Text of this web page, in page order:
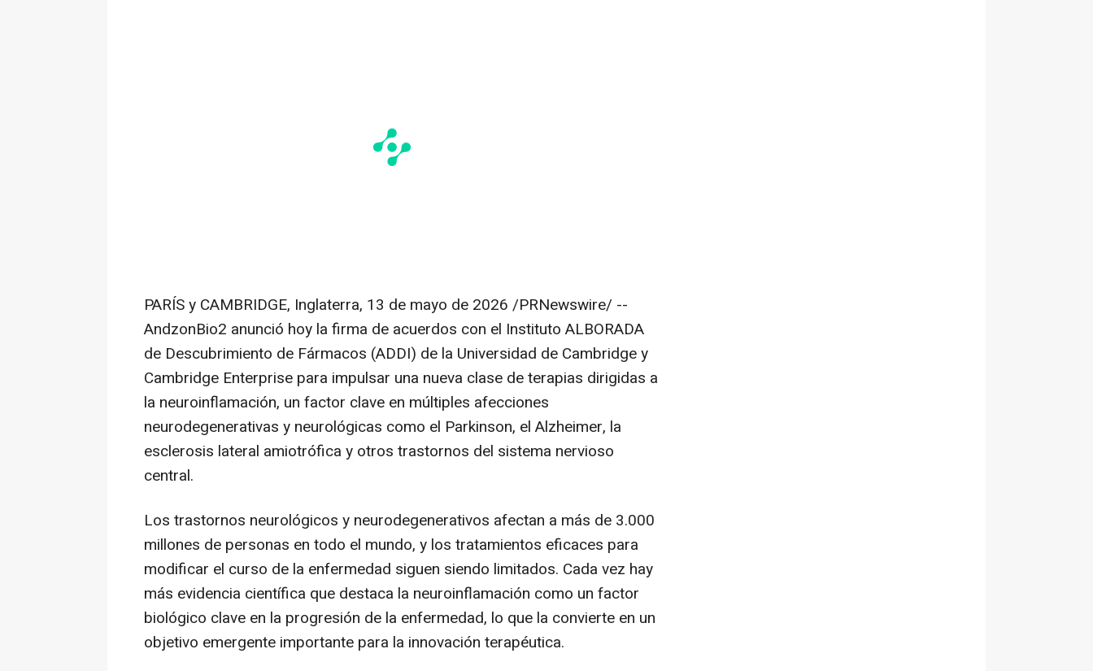
PARÍS y CAMBRIDGE, Inglaterra, 13 de mayo de 2026 /PRNewswire/ --
AndzonBio2 anunció hoy la firma de acuerdos con el Instituto ALBORADA
de Descubrimiento de Fármacos (ADDI) de la Universidad de Cambridge y
Cambridge Enterprise para impulsar una nueva clase de terapias dirigidas a
la neuroinflamación, un factor clave en múltiples afecciones
neurodegenerativas y neurológicas como el Parkinson, el Alzheimer, la
esclerosis lateral amiotrófica y otros trastornos del sistema nervioso
central.
Los trastornos neurológicos y neurodegenerativos afectan a más de 3.000
millones de personas en todo el mundo, y los tratamientos eficaces para
modificar el curso de la enfermedad siguen siendo limitados. Cada vez hay
más evidencia científica que destaca la neuroinflamación como un factor
biológico clave en la progresión de la enfermedad, lo que la convierte en un
objetivo emergente importante para la innovación terapéutica.